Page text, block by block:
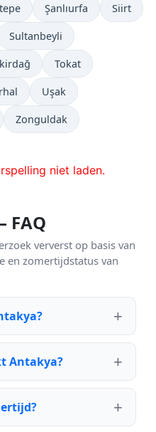
Şanlıurfa Siirt
Sultanbeyli
Tokat
Uşak
Zonguldak
niet laden.
FAQ
ververst op basis van
en zomertijdstatus van
Antakya?